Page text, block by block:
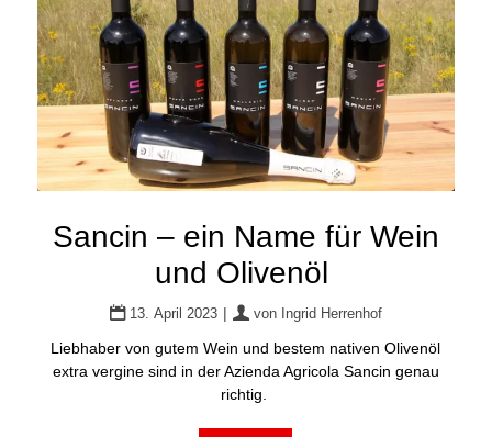
Sancin – ein Name für Wein
und Olivenöl
13. April 2023 | von Ingrid Herrenhof
Liebhaber von gutem Wein und bestem nativen Olivenöl
extra vergine sind in der Azienda Agricola Sancin genau
richtig.